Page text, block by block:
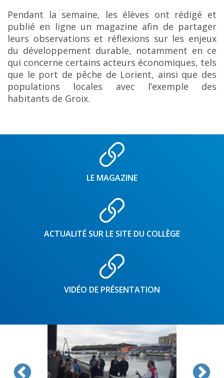
Pendant la semaine, les élèves ont rédigé et
publié en ligne un magazine afin de partager
leurs observations et réflexions sur les enjeux
du développement durable, notamment en ce
qui concerne certains acteurs économiques, tels
que le port de pêche de Lorient, ainsi que des
populations locales avec l’exemple des
habitants de Groix.
LE MAGAZINE
ACTUALITÉ SUR LE SITE DU COLLÈGE
VIDÉO DE PRÉSENTATION